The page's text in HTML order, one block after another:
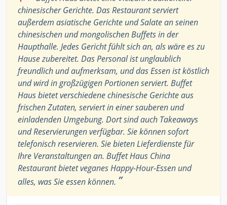
chinesischer Gerichte. Das Restaurant serviert
außerdem asiatische Gerichte und Salate an seinen
chinesischen und mongolischen Buffets in der
Haupthalle. Jedes Gericht fühlt sich an, als wäre es zu
Hause zubereitet. Das Personal ist unglaublich
freundlich und aufmerksam, und das Essen ist köstlich
und wird in großzügigen Portionen serviert. Buffet
Haus bietet verschiedene chinesische Gerichte aus
frischen Zutaten, serviert in einer sauberen und
einladenden Umgebung. Dort sind auch Takeaways
und Reservierungen verfügbar. Sie können sofort
telefonisch reservieren. Sie bieten Lieferdienste für
Ihre Veranstaltungen an. Buffet Haus China
Restaurant bietet veganes Happy-Hour-Essen und
alles, was Sie essen können. ”